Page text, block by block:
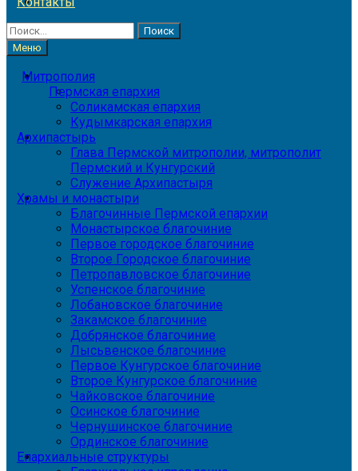
Найти:
Меню
Митрополия
Пермская епархия
Соликамская епархия
Кудымкарская епархия
Архипастырь
Глава Пермской митрополии, митрополит
Пермский и Кунгурский
Служение Архипастыря
Храмы и монастыри
Благочинные Пермской епархии
Монастырское благочиние
Первое городское благочиние
Второе Городское благочиние
Петропавловское благочиние
Успенское благочиние
Лобановское благочиние
Закамское благочиние
Добрянское благочиние
Лысьвенское благочиние
Первое Кунгурское благочиние
Второе Кунгурское благочиние
Чайковское благочиние
Осинское благочиние
Чернушинское благочиние
Ординское благочиние
Епархиальные структуры